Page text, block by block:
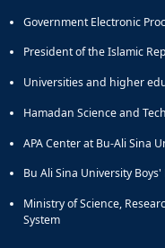
Government Electronic
President of the Islamic
Universities and higher
Hamadan Science and
APA Center at Bu-Ali Sina
Bu Ali Sina University
Ministry of Science,
System